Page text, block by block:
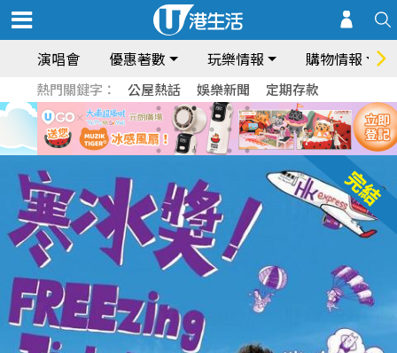
演唱會 優惠著數 玩樂情報 購物情報
熱門關鍵字： 公屋熱話 娛樂新聞 定期存款